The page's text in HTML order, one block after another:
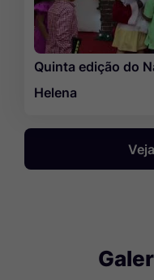
Quinta edição do
Helena
Seção Galeria de